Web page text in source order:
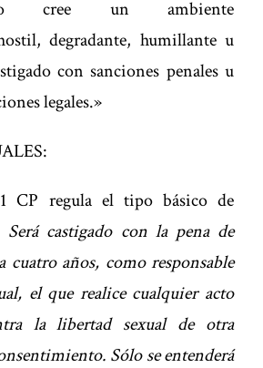
cree un ambiente
degradante, humillante u
con sanciones penales u
legales.»
CP regula el tipo básico de
Será castigado con la pena de
años, como responsable
el que realice cualquier acto
la libertad sexual de otra
Sólo se entenderá